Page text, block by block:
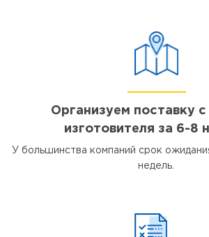
Организуем поставку
изготовителя за 6-8
У большинства компаний срок
недель.